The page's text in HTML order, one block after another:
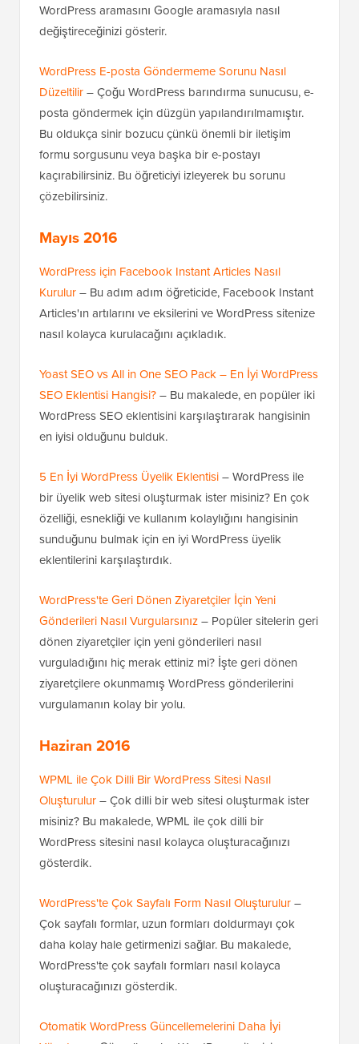
WordPress aramasını Google aramasıyla nasıl
değiştireceğinizi gösterir.
WordPress E-posta Göndermeme Sorunu Nasıl
Düzeltilir– Çoğu WordPress barındırma sunucusu, e-
posta göndermek için düzgün yapılandırılmamıştır.
Bu oldukça sinir bozucu çünkü önemli bir iletişim
formu sorgusunu veya başka bir e-postayı
kaçırabilirsiniz. Bu öğreticiyi izleyerek bu sorunu
çözebilirsiniz.
Mayıs 2016
WordPress için Facebook Instant Articles Nasıl
Kurulur– Bu adım adım öğreticide, Facebook Instant
Articles'ın artılarını ve eksilerini ve WordPress sitenize
nasıl kolayca kurulacağını açıkladık.
Yoast SEO vs All in One SEO Pack – En İyi WordPress
SEO Eklentisi Hangisi?– Bu makalede, en popüler iki
WordPress SEO eklentisini karşılaştırarak hangisinin
en iyisi olduğunu bulduk.
5 En İyi WordPress Üyelik Eklentisi– WordPress ile
bir üyelik web sitesi oluşturmak ister misiniz? En çok
özelliği, esnekliği ve kullanım kolaylığını hangisinin
sunduğunu bulmak için en iyi WordPress üyelik
eklentilerini karşılaştırdık.
WordPress'te Geri Dönen Ziyaretçiler İçin Yeni
Gönderileri Nasıl Vurgularsınız– Popüler sitelerin geri
dönen ziyaretçiler için yeni gönderileri nasıl
vurguladığını hiç merak ettiniz mi? İşte geri dönen
ziyaretçilere okunmamış WordPress gönderilerini
vurgulamanın kolay bir yolu.
Haziran 2016
WPML ile Çok Dilli Bir WordPress Sitesi Nasıl
Oluşturulur– Çok dilli bir web sitesi oluşturmak ister
misiniz? Bu makalede, WPML ile çok dilli bir
WordPress sitesini nasıl kolayca oluşturacağınızı
gösterdik.
WordPress'te Çok Sayfalı Form Nasıl Oluşturulur–
Çok sayfalı formlar, uzun formları doldurmayı çok
daha kolay hale getirmenizi sağlar. Bu makalede,
WordPress'te çok sayfalı formları nasıl kolayca
oluşturacağınızı gösterdik.
Otomatik WordPress Güncellemelerini Daha İyi